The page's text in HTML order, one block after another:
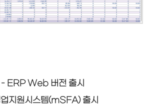
ERP Web 버전 출시
지원시스템(mSFA) 출시